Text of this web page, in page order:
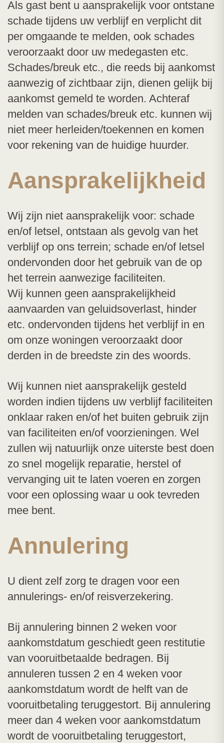
Als gast bent u aansprakelijk voor ontstane
schade tijdens uw verblijf en verplicht dit
per omgaande te melden, ook schades
veroorzaakt door uw medegasten etc.
Schades/breuk etc., die reeds bij aankomst
aanwezig of zichtbaar zijn, dienen gelijk bij
aankomst gemeld te worden. Achteraf
melden van schades/breuk etc. kunnen wij
niet meer herleiden/toekennen en komen
voor rekening van de huidige huurder.
Aansprakelijkheid
Wij zijn niet aansprakelijk voor: schade
en/of letsel, ontstaan als gevolg van het
verblijf op ons terrein; schade en/of letsel
ondervonden door het gebruik van de op
het terrein aanwezige faciliteiten.
Wij kunnen geen aansprakelijkheid
aanvaarden van geluidsoverlast, hinder
etc. ondervonden tijdens het verblijf in en
om onze woningen veroorzaakt door
derden in de breedste zin des woords.
Wij kunnen niet aansprakelijk gesteld
worden indien tijdens uw verblijf faciliteiten
onklaar raken en/of het buiten gebruik zijn
van faciliteiten en/of voorzieningen. Wel
zullen wij natuurlijk onze uiterste best doen
zo snel mogelijk reparatie, herstel of
vervanging uit te laten voeren en zorgen
voor een oplossing waar u ook tevreden
mee bent.
Annulering
U dient zelf zorg te dragen voor een
annulerings- en/of reisverzekering.
Bij annulering binnen 2 weken voor
aankomstdatum geschiedt geen restitutie
van vooruitbetaalde bedragen. Bij
annuleren tussen 2 en 4 weken voor
aankomstdatum wordt de helft van de
vooruitbetaling teruggestort. Bij annulering
meer dan 4 weken voor aankomstdatum
wordt de vooruitbetaling teruggestort,